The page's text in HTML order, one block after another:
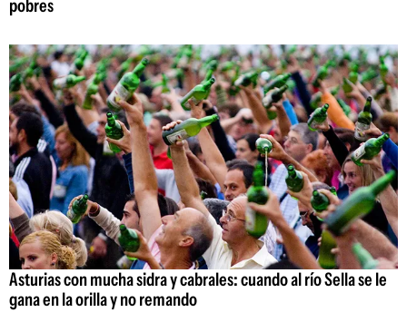
pobres
Asturias con mucha sidra y cabrales: cuando al río Sella se le
gana en la orilla y no remando